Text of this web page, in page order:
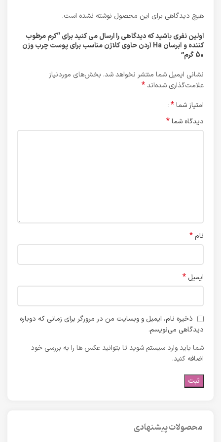
هیچ دیدگاهی برای این محصول نوشته نشده است.
اولین نفری باشید که دیدگاهی را ارسال می کنید برای “کرم مرطوب
کننده و آبرسان Ha آردن حاوی کلاژن مناسب برای پوست چرب وزن
50 گرم”
نشانی ایمیل شما منتشر نخواهد شد. بخش‌های موردنیاز
علامت‌گذاری شده‌اند*
امتیاز شما*
دیدگاه شما*
نام *
ایمیل *
ذخیره نام، ایمیل و وبسایت من در مرورگر برای زمانی که دوباره
دیدگاهی می‌نویسم.
شما باید وارد سیستم شوید تا بتوانید عکس ها را به بررسی خود
اضافه کنید.
محصولات پیشنهادی